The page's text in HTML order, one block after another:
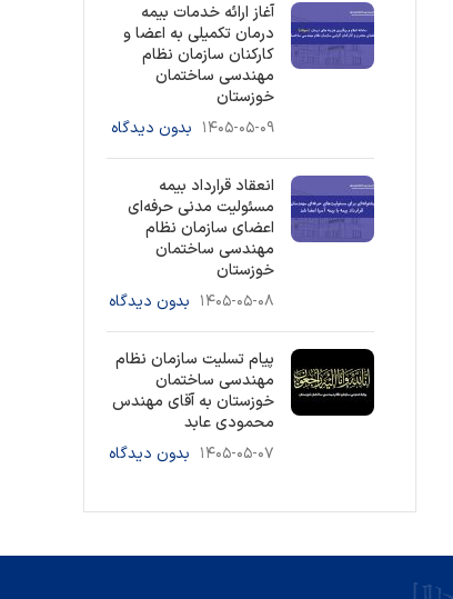
آغاز ارائه خدمات بیمه
درمان تکمیلی به اعضا و
کارکنان سازمان نظام
مهندسی ساختمان
خوزستان
۱۴۰۵-۰۵-۰۹ بدون دیدگاه
انعقاد قرارداد بیمه
مسئولیت مدنی حرفه‌ای
اعضای سازمان نظام
مهندسی ساختمان
خوزستان
۱۴۰۵-۰۵-۰۸ بدون دیدگاه
پیام تسلیت سازمان نظام
مهندسی ساختمان
خوزستان به آقای مهندس
محمودی عابد
۱۴۰۵-۰۵-۰۷ بدون دیدگاه